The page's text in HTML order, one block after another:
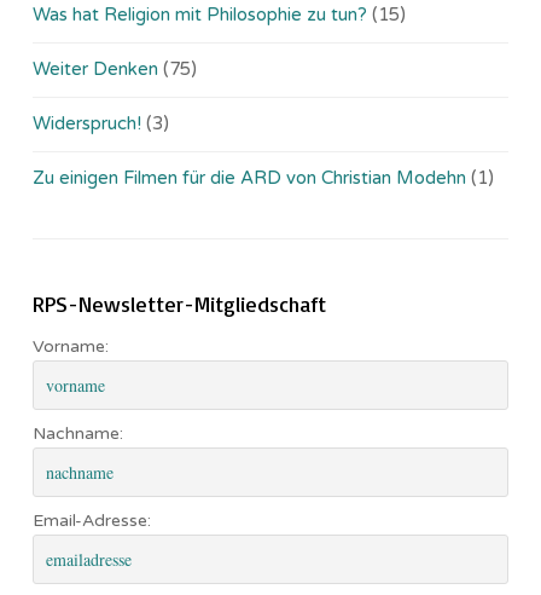
Was hat Religion mit Philosophie zu tun? (15)
Weiter Denken (75)
Widerspruch! (3)
Zu einigen Filmen für die ARD von Christian Modehn (1)
RPS-Newsletter-Mitgliedschaft
Vorname:
Nachname:
Email-Adresse: